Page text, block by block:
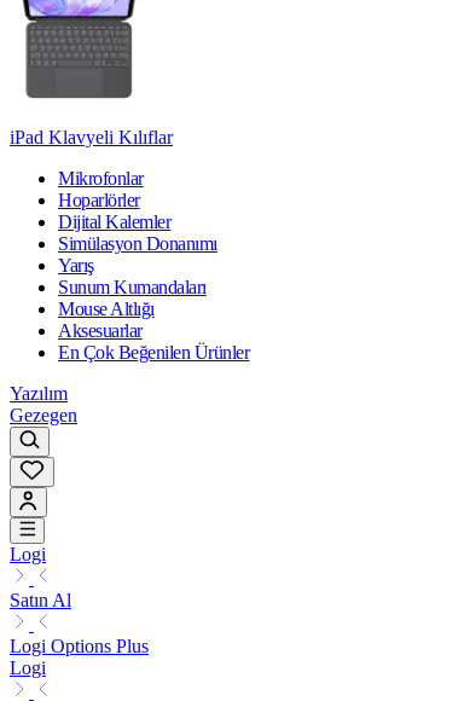
iPad Klavyeli Kılıflar
Mikrofonlar
Hoparlörler
Dijital Kalemler
Simülasyon Donanımı
Yarış
Sunum Kumandaları
Mouse Altlığı
Aksesuarlar
En Çok Beğenilen Ürünler
Yazılım
Gezegen
Logi
Satın Al
Logi Options Plus
Logi